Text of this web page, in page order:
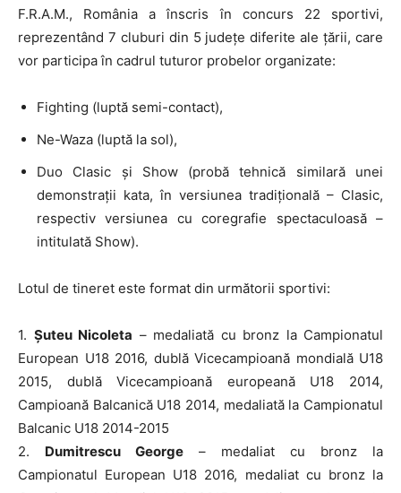
F.R.A.M., România a înscris în concurs 22 sportivi,
reprezentând 7 cluburi din 5 județe diferite ale țării, care
vor participa în cadrul tuturor probelor organizate:
Fighting (luptă semi-contact),
Ne-Waza (luptă la sol),
Duo Clasic și Show (probă tehnică similară unei
demonstrații kata, în versiunea tradițională – Clasic,
respectiv versiunea cu coregrafie spectaculoasă –
intitulată Show).
Lotul de tineret este format din următorii sportivi:
1. Șuteu Nicoleta – medaliată cu bronz la Campionatul
European U18 2016, dublă Vicecampioană mondială U18
2015, dublă Vicecampioană europeană U18 2014,
Campioană Balcanică U18 2014, medaliată la Campionatul
Balcanic U18 2014-2015
2. Dumitrescu George – medaliat cu bronz la
Campionatul European U18 2016, medaliat cu bronz la